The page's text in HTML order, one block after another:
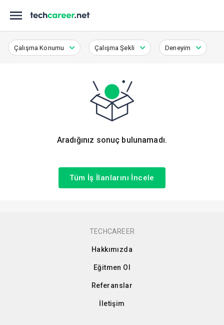
Çalışma Konumu Çalışma Şekli Deneyim
Aradığınız sonuç bulunamadı.
Tüm İş İlanlarını İncele
TECHCAREER
Hakkımızda
Eğitmen Ol
Referanslar
İletişim